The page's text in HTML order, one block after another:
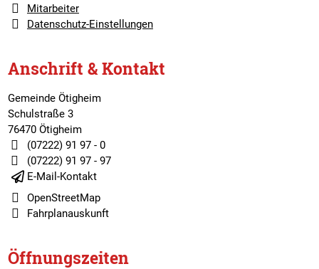
Mitarbeiter
Datenschutz-Einstellungen
Anschrift & Kontakt
Gemeinde Ötigheim
Schulstraße 3
76470 Ötigheim
(07222) 91 97 - 0
(07222) 91 97 - 97
E-Mail-Kontakt
OpenStreetMap
Fahrplanauskunft
Öffnungszeiten